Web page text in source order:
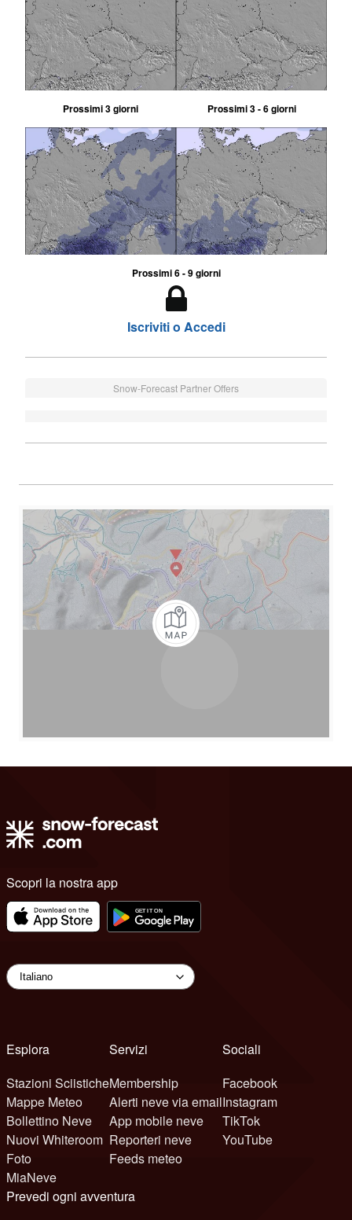
Prossimi 3 giorni Prossimi 3 - 6 giorni
Prossimi 6 - 9 giorni
Iscriviti o Accedi
Snow-Forecast Partner Offers
Scopri la nostra app
Esplora
Stazioni Sciistiche
Mappe Meteo
Bollettino Neve
Nuovi Whiteroom
Foto
MiaNeve
Servizi
Membership
Alerti neve via email
App mobile neve
Reporteri neve
Feeds meteo
Sociali
Facebook
Instagram
TikTok
YouTube
Prevedi ogni avventura